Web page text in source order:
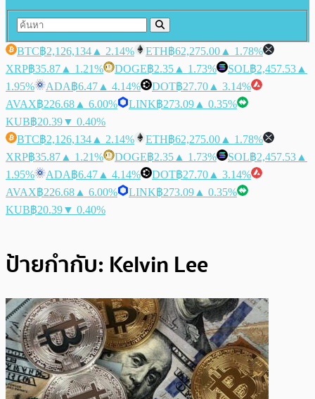
BTC฿2,126,134 ▲ 2.14% ETH฿62,275.00 ▲ 1.78%
XRP฿35.87 ▲ 1.21% DOGE฿2.35 ▲ 1.73% SOL฿2,457.53 ▲
1.95%
ADA฿6.47 ▲ 4.14% DOT฿27.70 ▲ 3.14%
AVAX฿226.68 ▲ 6.00% LINK฿273.09 ▲ 0.35%
KUB฿20.39▼ 0.40%
BTC฿2,126,134 ▲ 2.14% ETH฿62,275.00 ▲ 1.78%
XRP฿35.87 ▲ 1.21% DOGE฿2.35 ▲ 1.73% SOL฿2,457.53 ▲
1.95%
ADA฿6.47 ▲ 4.14% DOT฿27.70 ▲ 3.14%
AVAX฿226.68 ▲ 6.00% LINK฿273.09 ▲ 0.35%
KUB฿20.39▼ 0.40%
ป้ายกำกับ: Kelvin Lee